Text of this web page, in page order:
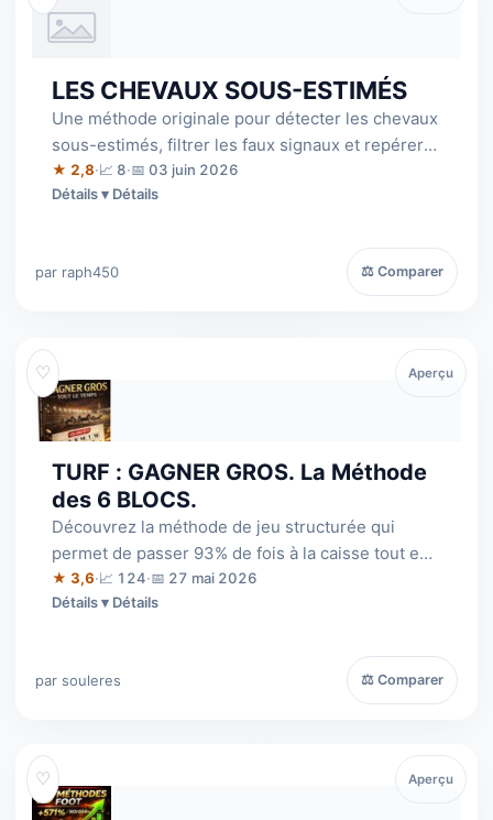
LES CHEVAUX SOUS-ESTIMÉS
Une méthode originale pour détecter les chevaux
sous-estimés, filtrer les faux signaux et repérer
les futurs gagnants avant les a…
★ 2,8·📈 8·📅 03 juin 2026
Détails
par raph450 ⚖ Comparer
♡
TURF : GAGNER GROS. La Méthode
des 6 BLOCS.
Découvrez la méthode de jeu structurée qui
permet de passer 93% de fois à la caisse tout en
restant positionné pour les très gros…
★ 3,6·📈 124·📅 27 mai 2026
Détails
par souleres ⚖ Comparer
Aperçu
♡ Aperçu